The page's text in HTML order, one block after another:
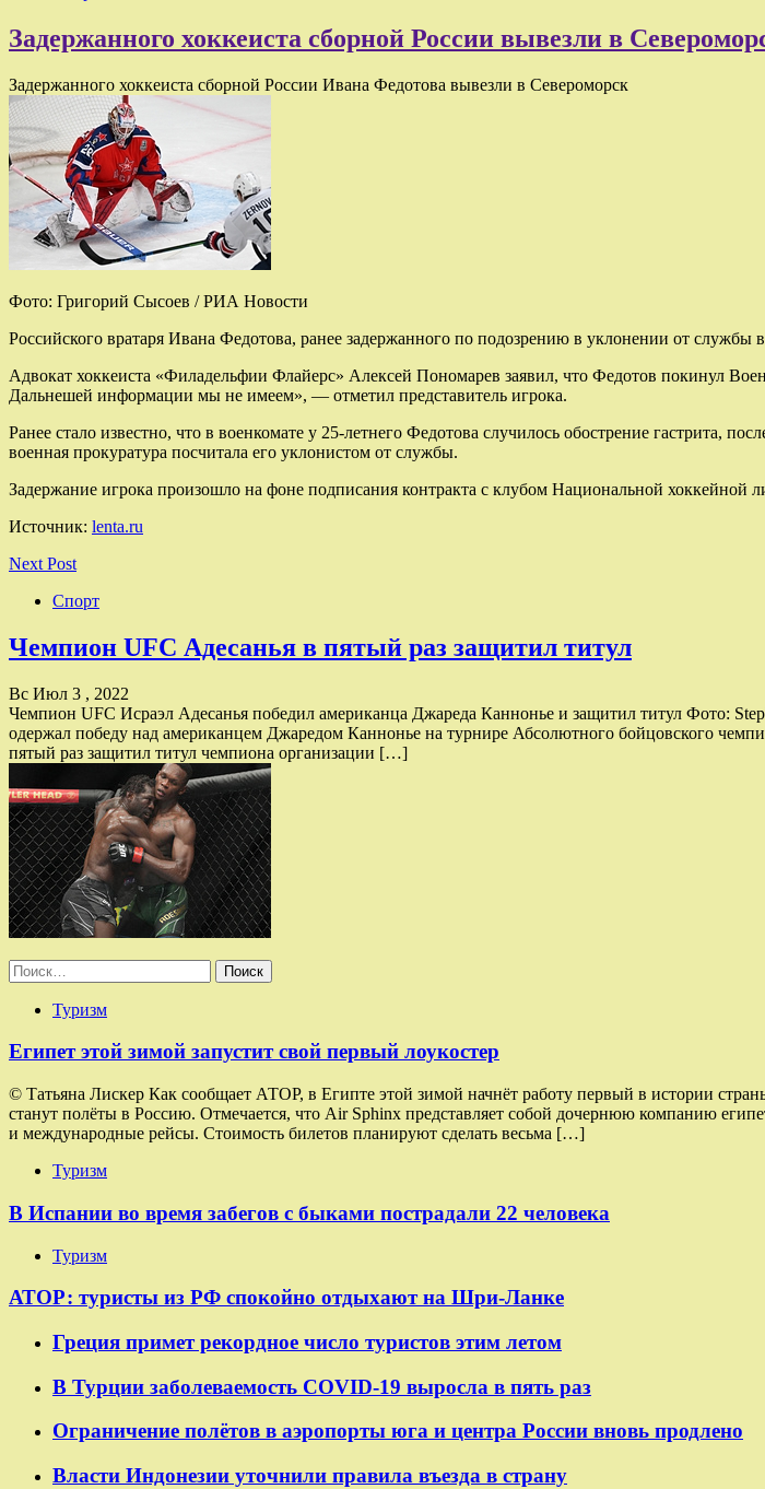
Задержанного хоккеиста сборной России вывезли в
Задержанного хоккеиста сборной России Ивана Федотова вывезли в Североморск
Фото: Григорий Сысоев / РИА Новости
Российского вратаря Ивана Федотова, ранее задержанного по подозрению в уклонении от
Адвокат хоккеиста «Филадельфии Флайерс» Алексей Пономарев заявил, что Федотов покинул
Дальнешей информации мы не имеем», — отметил представитель игрока.
Ранее стало известно, что в военкомате у 25-летнего Федотова случилось обострение гастрита,
военная прокуратура посчитала его уклонистом от службы.
Задержание игрока произошло на фоне подписания контракта с клубом Национальной
Источник: lenta.ru
Next Post
Спорт
Чемпион UFC Адесанья в пятый раз защитил титул
Вс Июл 3 , 2022
Чемпион UFC Исраэл Адесанья победил американца Джареда Каннонье и защитил титул Фото:
одержал победу над американцем Джаредом Каннонье на турнире Абсолютного бойцовского
пятый раз защитил титул чемпиона организации […]
Найти:
Туризм
Египет этой зимой запустит свой первый лоукостер
© Татьяна Лискер Как сообщает АТОР, в Египте этой зимой начнёт работу первый в истории
станут полёты в Россию. Отмечается, что Air Sphinx представляет собой дочернюю компанию
и международные рейсы. Стоимость билетов планируют сделать весьма […]
Туризм
В Испании во время забегов с быками пострадали 22 человека
Туризм
АТОР: туристы из РФ спокойно отдыхают на Шри-Ланке
Греция примет рекордное число туристов этим летом
В Турции заболеваемость COVID-19 выросла в пять раз
Ограничение полётов в аэропорты юга и центра России вновь продлено
Власти Индонезии уточнили правила въезда в страну